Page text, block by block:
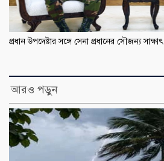
প্রধান উপদেষ্টার সঙ্গে সেনা প্রধানের সৌজন্য সাক্ষাৎ
আরও পড়ুন